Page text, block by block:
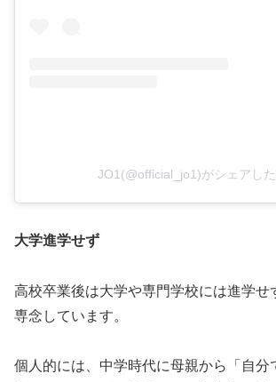
JO1(@official_jo1)がシェアし
大学進学せず
高校卒業後は大学や専門学校には進学せ
専念しています。
個人的には、中学時代に母親から「自分